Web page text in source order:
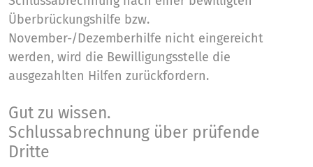
Überbrückungshilfe bzw.
November-/Dezemberhilfe nicht eingereicht
werden, wird die Bewilligungsstelle die
ausgezahlten Hilfen zurückfordern.
Gut zu wissen.
Schlussabrechnung über prüfende
Dritte